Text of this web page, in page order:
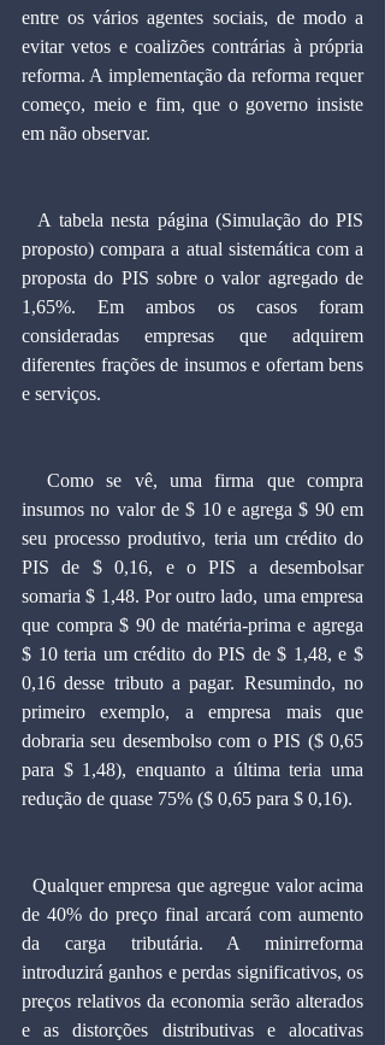
entre os vários agentes sociais, de modo a
evitar vetos e coalizões contrárias à própria
reforma. A implementação da reforma requer
começo, meio e fim, que o governo insiste
em não observar.
proposto) compara a atual sistemática com a
proposta do PIS sobre o valor agregado de
1,65%. Em ambos os casos foram
consideradas empresas que adquirem
diferentes frações de insumos e ofertam bens
e serviços.
insumos no valor de $ 10 e agrega $ 90 em
seu processo produtivo, teria um crédito do
PIS de $ 0,16, e o PIS a desembolsar
somaria $ 1,48. Por outro lado, uma empresa
que compra $ 90 de matéria-prima e agrega
$ 10 teria um crédito do PIS de $ 1,48, e $
0,16 desse tributo a pagar. Resumindo, no
primeiro exemplo, a empresa mais que
dobraria seu desembolso com o PIS ($ 0,65
para $ 1,48), enquanto a última teria uma
redução de quase 75% ($ 0,65 para $ 0,16).
de 40% do preço final arcará com aumento
da carga tributária. A minirreforma
introduzirá ganhos e perdas significativos, os
preços relativos da economia serão alterados
e as distorções distributivas e alocativas